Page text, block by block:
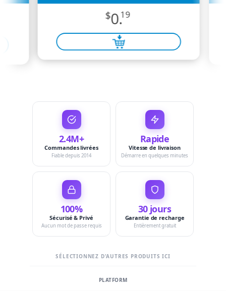
$0.19
2.4M+
Commandes livrées
Fiable depuis 2014
Rapide
Vitesse de livraison
Démarre en quelques minutes
100%
Sécurisé & Privé
Aucun mot de passe requis
30 jours
Garantie de recharge
Entièrement gratuit
SÉLECTIONNEZ D'AUTRES PRODUITS ICI